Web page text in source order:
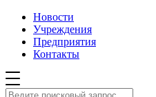
Новости
Учреждения
Предприятия
Контакты